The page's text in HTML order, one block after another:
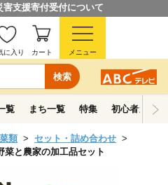
支援寄付受付について
検索
に入り カート メニュー
覧 まち一覧 特集 初心者ガイド
類
セット・詰め合わせ
と農家の加工品セット